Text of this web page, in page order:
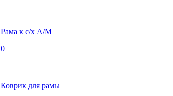
Рама к с/х А/М
0
Коврик для рамы